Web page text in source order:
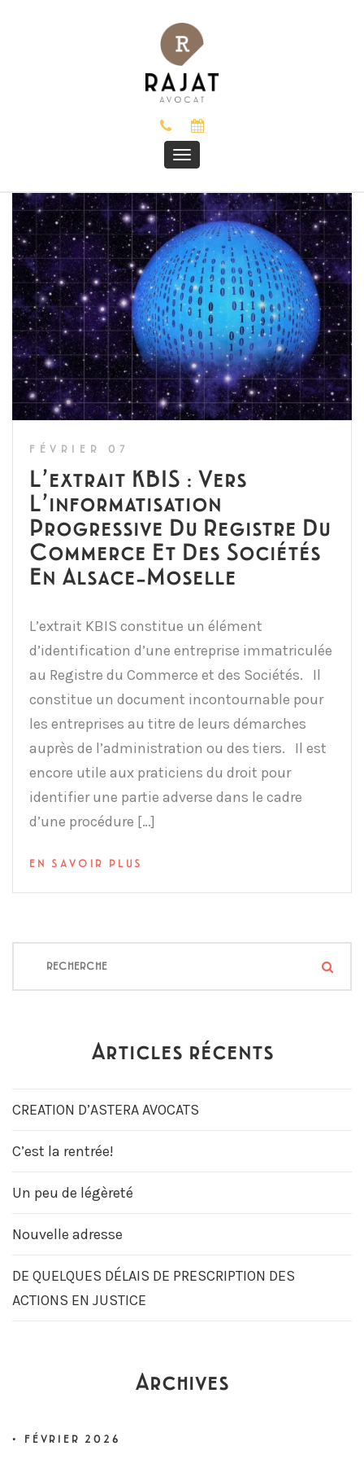
FÉVRIER 07
L’extrait KBIS : Vers
L’informatisation
Progressive Du Registre Du
Commerce Et Des Sociétés
En Alsace-Moselle
L’extrait KBIS constitue un élément
d’identification d’une entreprise immatriculée
au Registre du Commerce et des Sociétés. Il
constitue un document incontournable pour
les entreprises au titre de leurs démarches
auprès de l’administration ou des tiers. Il est
encore utile aux praticiens du droit pour
identifier une partie adverse dans le cadre
d’une procédure […]
EN SAVOIR PLUS
Articles récents
CREATION D’ASTERA AVOCATS
C’est la rentrée!
Un peu de légèreté
Nouvelle adresse
DE QUELQUES DÉLAIS DE PRESCRIPTION DES
ACTIONS EN JUSTICE
Archives
FÉVRIER 2026